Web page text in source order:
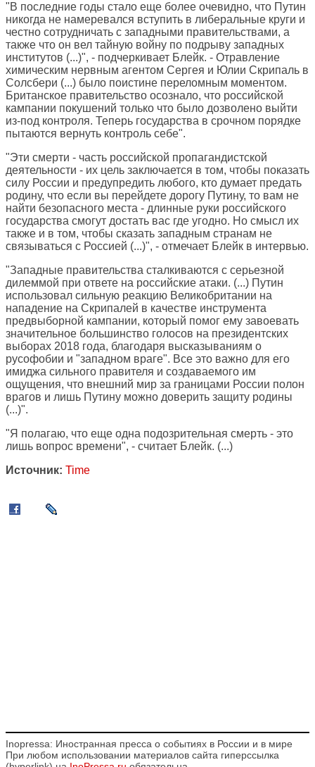
"В последние годы стало еще более очевидно, что Путин
никогда не намеревался вступить в либеральные круги и
честно сотрудничать с западными правительствами, а
также что он вел тайную войну по подрыву западных
институтов (...)", - подчеркивает Блейк. - Отравление
химическим нервным агентом Сергея и Юлии Скрипаль в
Солсбери (...) было поистине переломным моментом.
Британское правительство осознало, что российской
кампании покушений только что было дозволено выйти
из-под контроля. Теперь государства в срочном порядке
пытаются вернуть контроль себе".
"Эти смерти - часть российской пропагандистской
деятельности - их цель заключается в том, чтобы показать
силу России и предупредить любого, кто думает предать
родину, что если вы перейдете дорогу Путину, то вам не
найти безопасного места - длинные руки российского
государства смогут достать вас где угодно. Но смысл их
также и в том, чтобы сказать западным странам не
связываться с Россией (...)", - отмечает Блейк в интервью.
"Западные правительства сталкиваются с серьезной
дилеммой при ответе на российские атаки. (...) Путин
использовал сильную реакцию Великобритании на
нападение на Скрипалей в качестве инструмента
предвыборной кампании, который помог ему завоевать
значительное большинство голосов на президентских
выборах 2018 года, благодаря высказываниям о
русофобии и "западном враге". Все это важно для его
имиджа сильного правителя и создаваемого им
ощущения, что внешний мир за границами России полон
врагов и лишь Путину можно доверить защиту родины
(...)".
"Я полагаю, что еще одна подозрительная смерть - это
лишь вопрос времени", - считает Блейк. (...)
Источник: Time
Inopressa: Иностранная пресса о событиях в России и в мире
При любом использовании материалов сайта гиперссылка